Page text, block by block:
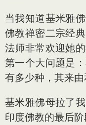
当我知道基米雅
佛教禅密二宗经
法师非常欢迎她
第一个大问题是
有多少种，其来
基米雅佛母拉了
印度佛教的最后阶